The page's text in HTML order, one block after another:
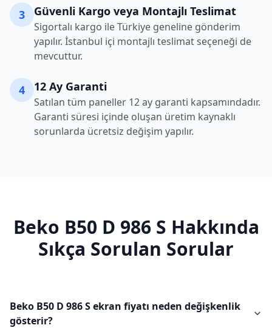
3 Güvenli Kargo veya Montajlı Teslimat
Sigortalı kargo ile Türkiye geneline gönderim
yapılır. İstanbul içi montajlı teslimat seçeneği de
mevcuttur.
4 12 Ay Garanti
Satılan tüm paneller 12 ay garanti kapsamındadır.
Garanti süresi içinde oluşan üretim kaynaklı
sorunlarda ücretsiz değişim yapılır.
Beko B50 D 986 S Hakkında
Sıkça Sorulan Sorular
Beko B50 D 986 S ekran fiyatı neden değişkenlik
gösterir?